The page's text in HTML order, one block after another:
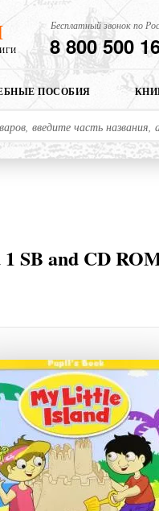
Бесплатный звонок по
8 800 500
ПОСОБИЯ
SB and CD